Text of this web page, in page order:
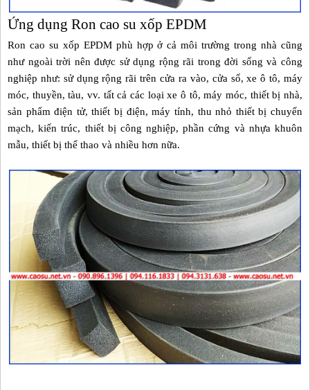
Ứng dụng Ron cao su xốp EPDM
Ron cao su xốp EPDMphù hợp ở cả môi trường trong nhà cũng
như ngoài trời nên được sử dụng rộng rãi trong đời sống và công
nghiệp như: sử dụng rộng rãi trên cửa ra vào, cửa sổ, xe ô tô, máy
móc, thuyền, tàu, vv. tất cả các loại xe ô tô, máy móc, thiết bị nhà,
sản phẩm điện tử, thiết bị điện, máy tính, thu nhỏ thiết bị chuyển
mạch, kiến trúc, thiết bị công nghiệp, phần cứng và nhựa khuôn
mẫu, thiết bị thể thao và nhiều hơn nữa.